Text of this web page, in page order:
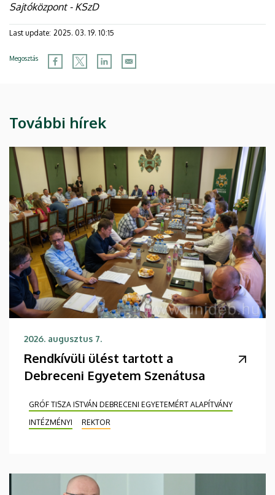
Sajtóközpont - KSzD
Last update: 2025. 03. 19. 10:15
Megosztás
További hírek
2026. augusztus 7.
Rendkívüli ülést tartott a
Debreceni Egyetem Szenátusa
GRÓF TISZA ISTVÁN DEBRECENI EGYETEMÉRT ALAPÍTVÁNY
INTÉZMÉNYI
REKTOR